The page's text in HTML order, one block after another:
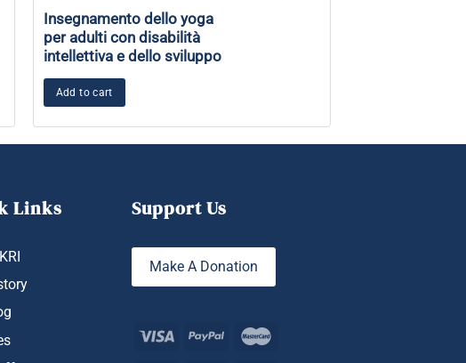
Insegnamento dello yoga
per adulti con disabilità
intellettiva e dello sviluppo
Add to cart
Links Support Us
Make A Donation